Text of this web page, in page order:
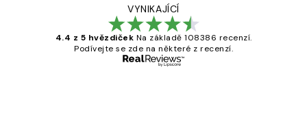
VYNIKAJÍCÍ
4.4 z 5 hvězdiček Na základě 108386 recenzí.
Podívejte se zde na některé z recenzí.